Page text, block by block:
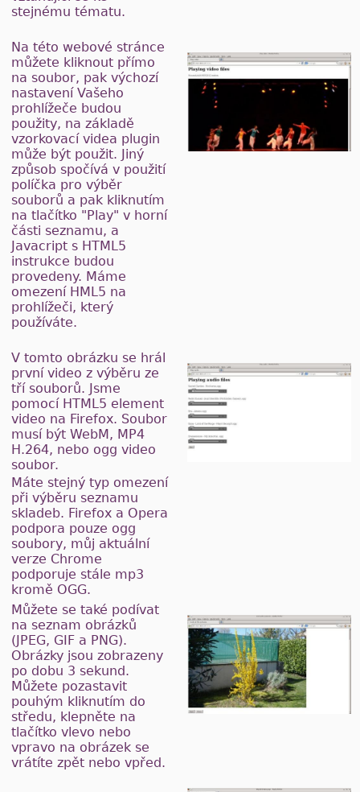
stejnému tématu.
Na této webové stránce
můžete kliknout přímo
na soubor, pak výchozí
nastavení Vašeho
prohlížeče budou
použity, na základě
vzorkovací videa plugin
může být použit. Jiný
způsob spočívá v použití
políčka pro výběr
souborů a pak kliknutím
na tlačítko "Play" v horní
části seznamu, a
Javacript s HTML5
instrukce budou
provedeny. Máme
omezení HML5 na
prohlížeči, který
používáte.
V tomto obrázku se hrál
první video z výběru ze
tří souborů. Jsme
pomocí HTML5 element
video na Firefox. Soubor
musí být WebM, MP4
H.264, nebo ogg video
soubor.
Máte stejný typ omezení
při výběru seznamu
skladeb. Firefox a Opera
podpora pouze ogg
soubory, můj aktuální
verze Chrome
podporuje stále mp3
kromě OGG.
Můžete se také podívat
na seznam obrázků
(JPEG, GIF a PNG).
Obrázky jsou zobrazeny
po dobu 3 sekund.
Můžete pozastavit
pouhým kliknutím do
středu, klepněte na
tlačítko vlevo nebo
vpravo na obrázek se
vrátíte zpět nebo vpřed.